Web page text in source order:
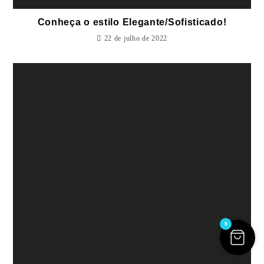
Conheça o estilo Elegante/Sofisticado!
22 de julho de 2022
0